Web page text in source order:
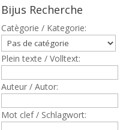
Bijus Recherche
Catègorie / Kategorie:
Plein texte / Volltext:
Auteur / Autor:
Mot clef / Schlagwort: